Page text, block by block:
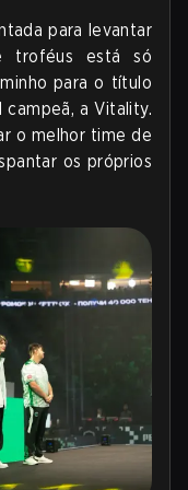
para levantar
troféus está só
para o título
a Vitality.
o melhor time de
os próprios